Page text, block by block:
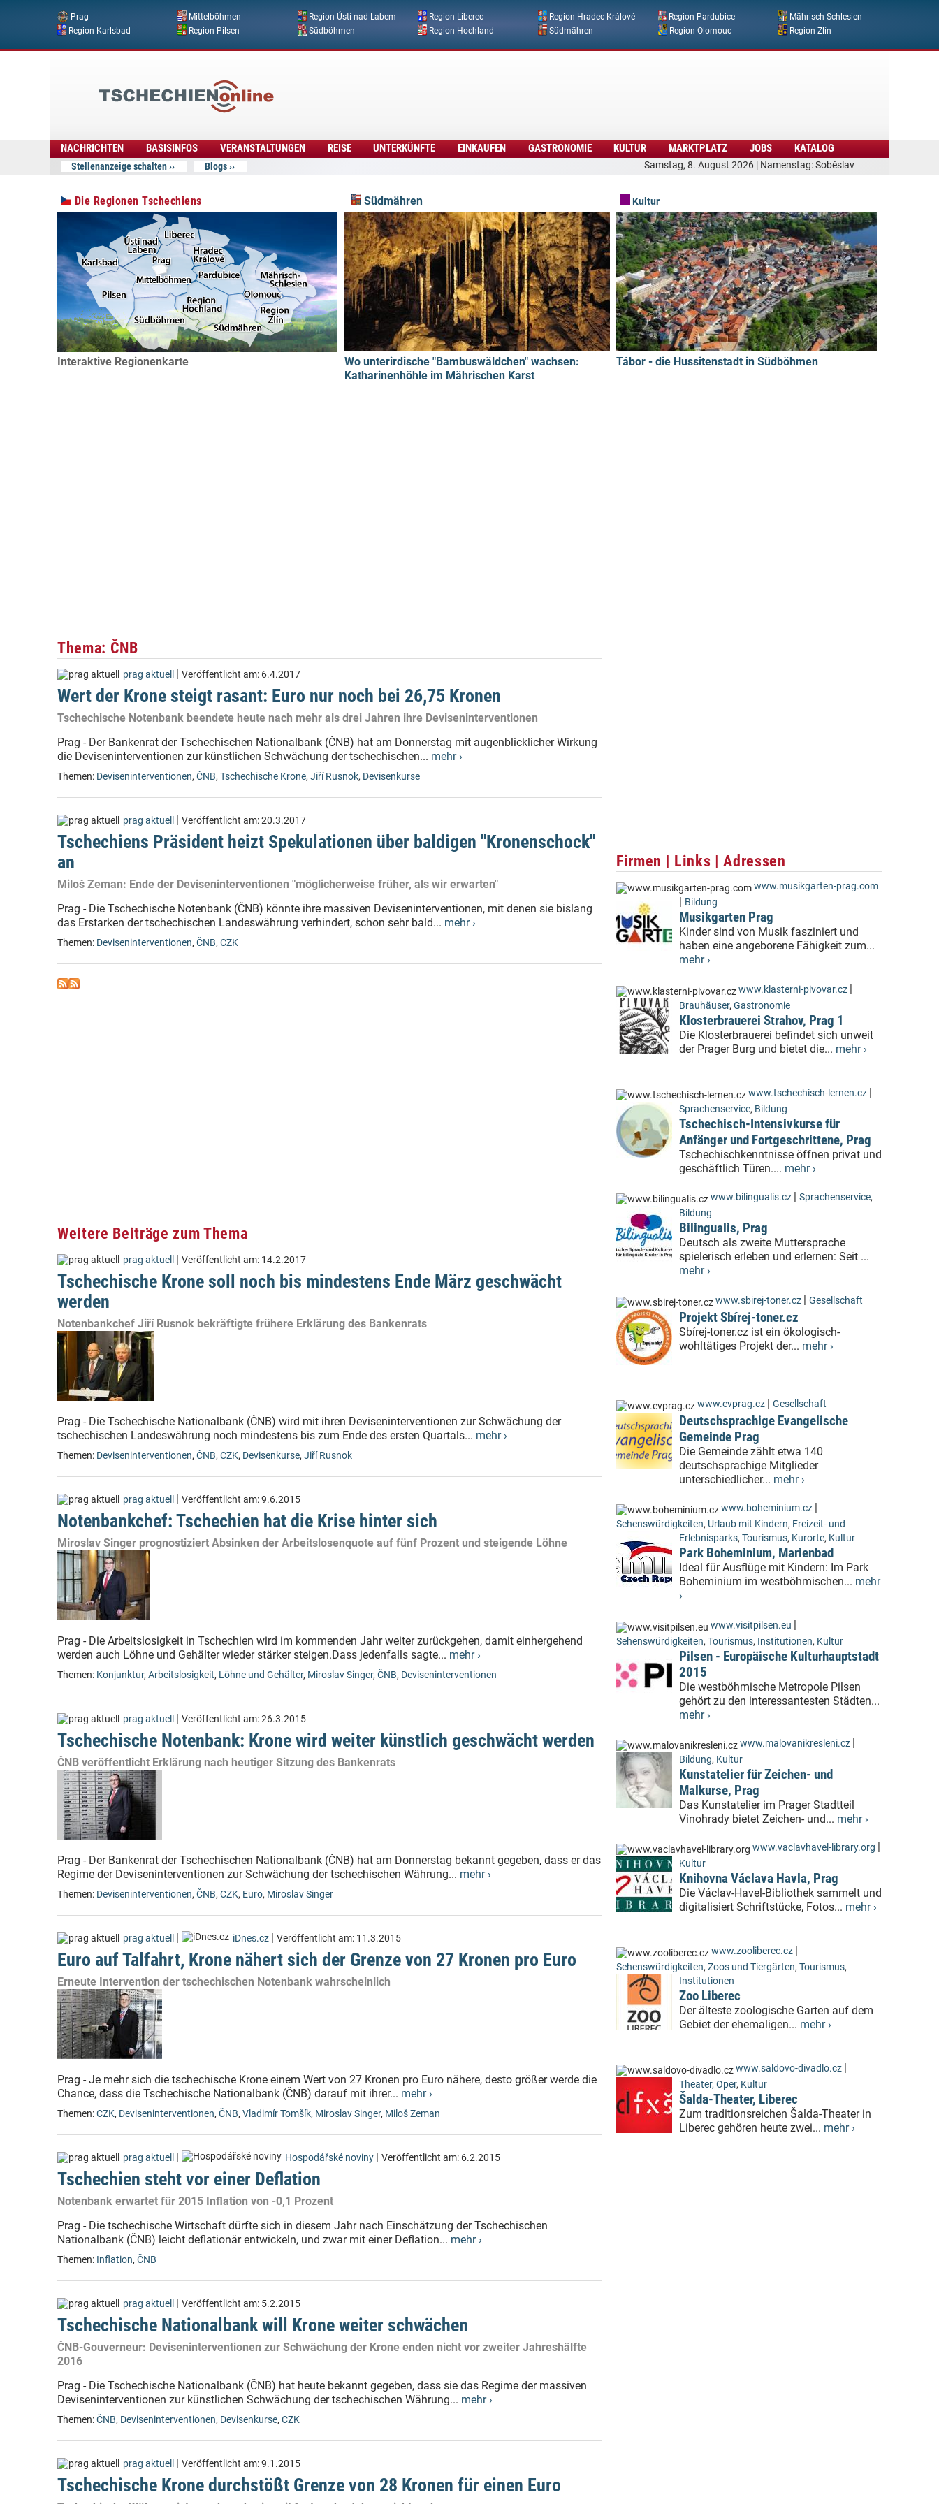
Direkt zum Inhalt
Prag Mittelböhmen Region Ústí nad Labem Region Liberec Region Hradec Králové Region Pardubice
Mährisch-Schlesien
Region Karlsbad
Region Pilsen Südböhmen Region Hochland Südmähren Region Olomouc Region Zlín
Samstag, 8. August 2026 | Namenstag: Soběslav
Online
NACHRICHTEN BASISINFOS VERANSTALTUNGEN REISE UNTERKÜNFTE EINKAUFEN GASTRONOMIE KULTUR MARKTPLATZ JOBS KATALOG
Stellenanzeige schalten Blogs
Die Regionen Tschechiens
Interaktive Regionenkarte
Südmähren
Wo unterirdische "Bambuswäldchen" wachsen:
Katharinenhöhle im Mährischen Karst
Kultur
Tábor - die Hussitenstadt in Südböhmen
Thema: ČNB
prag aktuell | Veröffentlicht am: 6.4.2017
Wert der Krone steigt rasant: Euro nur noch bei 26,75 Kronen
Tschechische Notenbank beendete heute nach mehr als drei Jahren ihre Deviseninterventionen
Prag - Der Bankenrat der Tschechischen Nationalbank (ČNB) hat am Donnerstag mit augenblicklicher Wirkung
die Deviseninterventionen zur künstlichen Schwächung der tschechischen... mehr ›
Themen: Deviseninterventionen, ČNB, Tschechische Krone, Jiří Rusnok, Devisenkurse
prag aktuell | Veröffentlicht am:20.3.2017
Tschechiens Präsident heizt Spekulationen über baldigen "Kronenschock"
an
Miloš Zeman: Ende der Deviseninterventionen "möglicherweise früher, als wir erwarten"
Prag - Die Tschechische Notenbank (ČNB) könnte ihre massiven Deviseninterventionen, mit denen sie bislang
das Erstarken der tschechischen Landeswährung verhindert, schon sehr bald... mehr ›
Themen: Deviseninterventionen, ČNB, CZK
Weitere Beiträge zum Thema
prag aktuell | Veröffentlicht am: 14.2.2017
Tschechische Krone soll noch bis mindestens Ende März geschwächt
werden
Notenbankchef Jiří Rusnok bekräftigte frühere Erklärung des Bankenrats
Prag - Die Tschechische Nationalbank (ČNB) wird mit ihren Deviseninterventionen zur Schwächung der
tschechischen Landeswährung noch mindestens bis zum Ende des ersten Quartals... mehr ›
Themen: Deviseninterventionen, ČNB, CZK, Devisenkurse, Jiří Rusnok
prag aktuell | Veröffentlicht am:9.6.2015
Notenbankchef: Tschechien hat die Krise hinter sich
Miroslav Singer prognostiziert Absinken der Arbeitslosenquote auf fünf Prozent und steigende Löhne
Prag - Die Arbeitslosigkeit in Tschechien wird im kommenden Jahr weiter zurückgehen, damit einhergehend
werden auch Löhne und Gehälter wieder stärker steigen.Dass jedenfalls sagte... mehr ›
Themen: Konjunktur, Arbeitslosigkeit, Löhne und Gehälter, Miroslav Singer, ČNB, Deviseninterventionen
prag aktuell | Veröffentlicht am:26.3.2015
Tschechische Notenbank: Krone wird weiter künstlich geschwächt werden
ČNB veröffentlicht Erklärung nach heutiger Sitzung des Bankenrats
Prag - Der Bankenrat der Tschechischen Nationalbank (ČNB) hat am Donnerstag bekannt gegeben, dass er das
Regime der Deviseninterventionen zur Schwächung der tschechischen Währung... mehr ›
Themen: Deviseninterventionen, ČNB, CZK, Euro, Miroslav Singer
prag aktuell | iDnes.cz | Veröffentlicht am: 11.3.2015
Euro auf Talfahrt, Krone nähert sich der Grenze von 27 Kronen pro Euro
Erneute Intervention der tschechischen Notenbank wahrscheinlich
Prag - Je mehr sich die tschechische Krone einem Wert von 27 Kronen pro Euro nähere, desto größer werde die
Chance, dass die Tschechische Nationalbank (ČNB) darauf mit ihrer... mehr ›
Themen:CZK, Deviseninterventionen, ČNB, Vladimír Tomšík, Miroslav Singer, Miloš Zeman
prag aktuell | Hospodářské noviny | Veröffentlicht am: 6.2.2015
Tschechien steht vor einer Deflation
Notenbank erwartet für 2015 Inflation von -0,1 Prozent
Prag - Die tschechische Wirtschaft dürfte sich in diesem Jahr nach Einschätzung der Tschechischen
Nationalbank (ČNB) leicht deflationär entwickeln, und zwar mit einer Deflation... mehr ›
Themen: Inflation, ČNB
prag aktuell | Veröffentlicht am: 5.2.2015
Tschechische Nationalbank will Krone weiter schwächen
ČNB-Gouverneur: Deviseninterventionen zur Schwächung der Krone enden nicht vor zweiter Jahreshälfte
2016
Prag - Die Tschechische Nationalbank (ČNB) hat heute bekannt gegeben, dass sie das Regime der massiven
Deviseninterventionen zur künstlichen Schwächung der tschechischen Währung... mehr ›
Themen:ČNB, Deviseninterventionen, Devisenkurse, CZK
prag aktuell | Veröffentlicht am:9.1.2015
Tschechische Krone durchstößt Grenze von 28 Kronen für einen Euro
Firmen | Links | Adressen
www.musikgarten-prag.com
| Bildung
Musikgarten Prag
Kinder sind von Musik fasziniert und
haben eine angeborene Fähigkeit zum...
mehr ›
www.klasterni-pivovar.cz |
Brauhäuser, Gastronomie
Klosterbrauerei Strahov, Prag 1
Die Klosterbrauerei befindet sich unweit
der Prager Burg und bietet die... mehr ›
www.tschechisch-lernen.cz |
Sprachenservice, Bildung
Tschechisch-Intensivkurse für
Anfänger und Fortgeschrittene, Prag
Tschechischkenntnisse öffnen privat und
geschäftlich Türen.... mehr ›
www.bilingualis.cz | Sprachenservice,
Bildung
Bilingualis, Prag
Deutsch als zweite Muttersprache
spielerisch erleben und erlernen: Seit ...
mehr ›
www.sbirej-toner.cz | Gesellschaft
Projekt Sbírej-toner.cz
Sbírej-toner.cz ist ein ökologisch-
wohltätiges Projekt der... mehr ›
www.evprag.cz | Gesellschaft
Deutschsprachige Evangelische
Gemeinde Prag
Die Gemeinde zählt etwa 140
deutschsprachige Mitglieder
unterschiedlicher... mehr ›
www.boheminium.cz |
Sehenswürdigkeiten, Urlaub mit Kindern, Freizeit- und
Erlebnisparks, Tourismus, Kurorte, Kultur
Park Boheminium, Marienbad
Ideal für Ausflüge mit Kindern: Im Park
Boheminium im westböhmischen... mehr
›
www.visitpilsen.eu |
Sehenswürdigkeiten, Tourismus, Institutionen, Kultur
Pilsen - Europäische Kulturhauptstadt
2015
Die westböhmische Metropole Pilsen
gehört zu den interessantesten Städten...
mehr ›
www.malovanikresleni.cz |
Bildung, Kultur
Kunstatelier für Zeichen- und
Malkurse, Prag
Das Kunstatelier im Prager Stadtteil
Vinohrady bietet Zeichen- und... mehr ›
www.vaclavhavel-library.org |
Kultur
Knihovna Václava Havla, Prag
Die Václav-Havel-Bibliothek sammelt und
digitalisiert Schriftstücke, Fotos... mehr ›
www.zooliberec.cz |
Sehenswürdigkeiten, Zoos und Tiergärten, Tourismus,
Institutionen
Zoo Liberec
Der älteste zoologische Garten auf dem
Gebiet der ehemaligen... mehr ›
www.saldovo-divadlo.cz |
Theater, Oper, Kultur
Šalda-Theater, Liberec
Zum traditionsreichen Šalda-Theater in
Liberec gehören heute zwei... mehr ›